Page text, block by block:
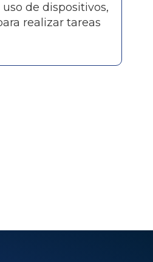
de dispositivos,
realizar tareas